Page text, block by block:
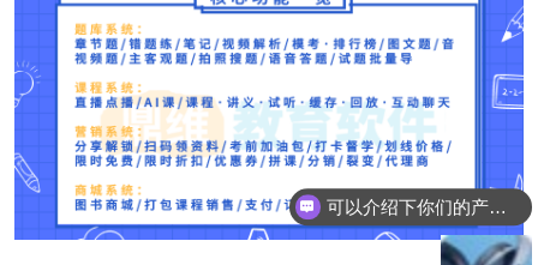
可以介绍下你们的产品么？